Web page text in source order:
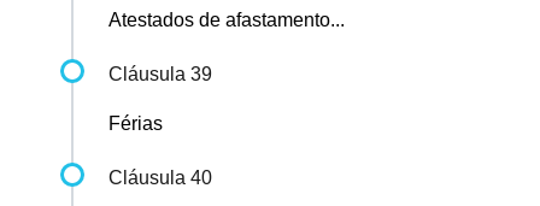
Atestados de afastamento...
Cláusula 39
Férias
Cláusula 40